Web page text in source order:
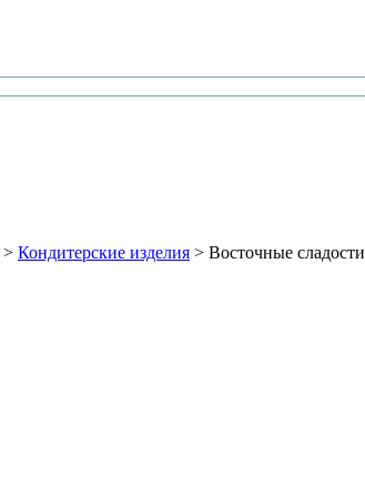
> Кондитерские изделия > Восточные сладости